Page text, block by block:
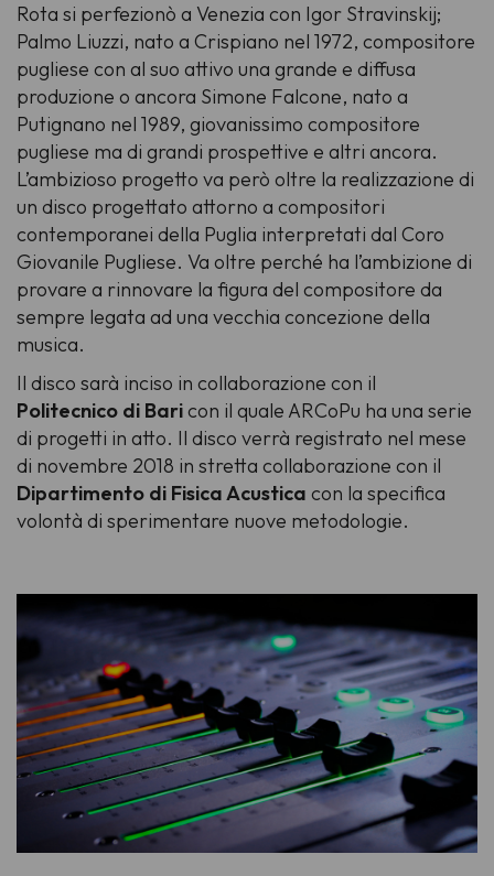
Rota si perfezionò a Venezia con Igor Stravinskij;
Palmo Liuzzi, nato a Crispiano nel 1972, compositore
pugliese con al suo attivo una grande e diffusa
produzione o ancora Simone Falcone, nato a
Putignano nel 1989, giovanissimo compositore
pugliese ma di grandi prospettive e altri ancora.
L’ambizioso progetto va però oltre la realizzazione di
un disco progettato attorno a compositori
contemporanei della Puglia interpretati dal Coro
Giovanile Pugliese. Va oltre perché ha l’ambizione di
provare a rinnovare la figura del compositore da
sempre legata ad una vecchia concezione della
musica.
Il disco sarà inciso in collaborazione con il
Politecnico di Baricon il quale ARCoPu ha una serie
di progetti in atto. Il disco verrà registrato nel mese
di novembre 2018 in stretta collaborazione con il
Dipartimento di Fisica Acustica con la specifica
volontà di sperimentare nuove metodologie.